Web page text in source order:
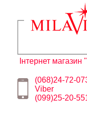
Інтернет
(068)24-72-
Viber
(099)25-20-